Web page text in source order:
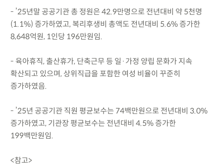
- ’25년말 공공기관 총 정원은 42.9만명으로 전년대비 약 5천명
(1.1%) 증가하였고, 복리후생비 총액도 전년대비 5.6% 증가한
8,648억원, 1인당 196만원임.
- 육아휴직, 출산휴가, 단축근무 등 일·가정 양립 문화가 지속
확산되고 있으며, 상위직급을 포함한 여성 비율이 꾸준히
증가하였음.
- ’25년 공공기관 직원 평균보수는 74백만원으로 전년대비 3.0%
증가하였고, 기관장 평균보수는 전년대비 4.5% 증가한
199백만원임.
<참고>